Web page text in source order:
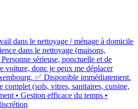
dans le nettoyage / ménage à domicile
dans le nettoyage (maisons,
sérieuse, ponctuelle et de
voiture, donc je peux me déplacer
✅ Disponible immédiatement.
complet (sols, vitres, sanitaires, cuisine,
• Gestion efficace du temps •